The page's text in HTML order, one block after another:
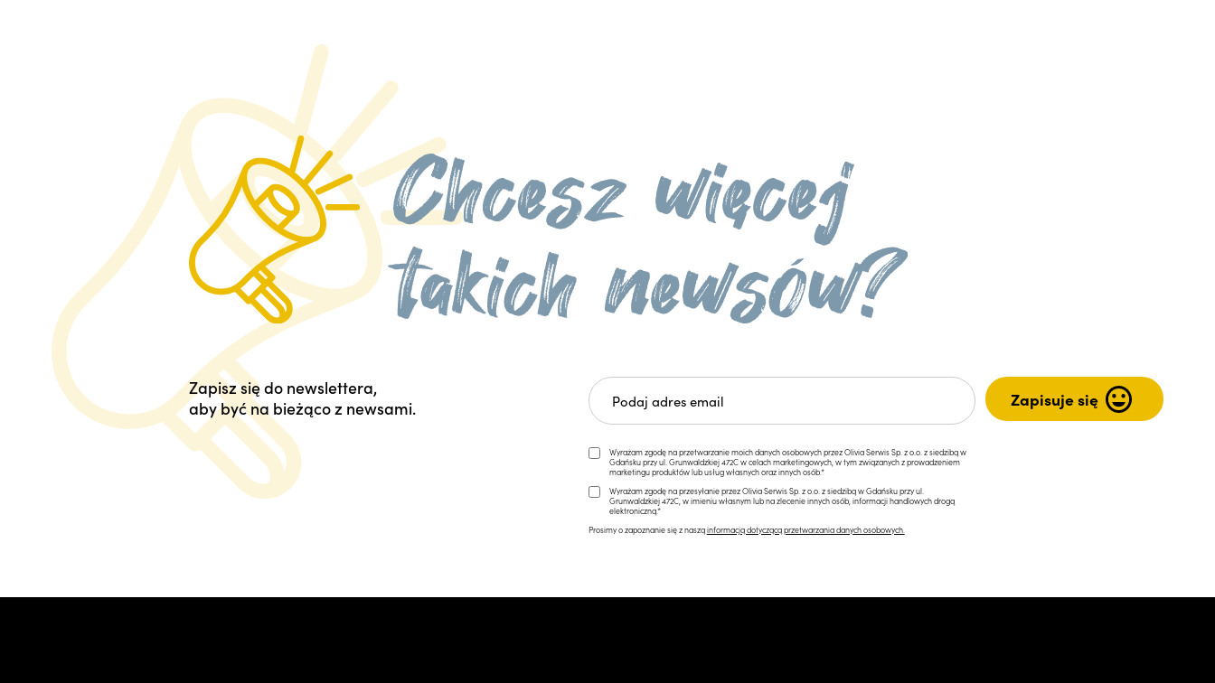
Zapisz się do newslettera,
aby być na bieżąco z newsami.
Wyrażam zgodę na przetwarzanie moich danych osobowych przez Olivia Serwis Sp. z o.o. z siedzibą w
Gdańsku przy ul. Grunwaldzkiej 472C w celach marketingowych, w tym związanych z prowadzeniem
marketingu produktów lub usług własnych oraz innych osób.*
Wyrażam zgodę na przesyłanie przez Olivia Serwis Sp. z o.o. z siedzibą w Gdańsku przy ul.
Grunwaldzkiej 472C, w imieniu własnym lub na zlecenie innych osób, informacji handlowych drogą
elektroniczną.*
Prosimy o zapoznanie się z nasząinformacją dotyczącą przetwarzania danych osobowych.